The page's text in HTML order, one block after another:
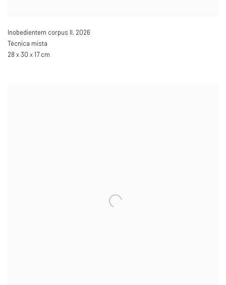
Inobedientem corpus II , 2026
Técnica mista
28 x 30 x 17 cm